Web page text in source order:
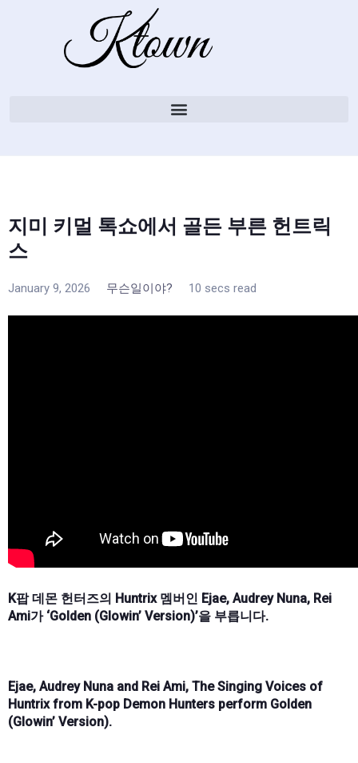
지미 키멀 톡쇼에서 골든 부른 헌트릭
스
January 9, 2026 무슨일이야? 10 secs read
K팝 데몬 헌터즈의 Huntrix 멤버인 Ejae, Audrey Nuna, Rei
Ami가 ‘Golden (Glowin’ Version)’을 부릅니다.
Ejae, Audrey Nuna and Rei Ami, The Singing Voices of
Huntrix from K-pop Demon Hunters perform Golden
(Glowin’ Version).